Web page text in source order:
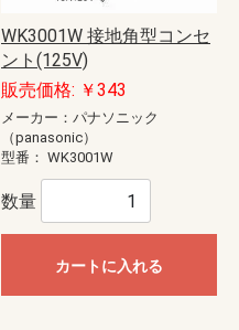
WK3001W 接地角型コンセ
ント(125V)
販売価格: ￥343
メーカー：パナソニック
（panasonic）
型番： WK3001W
数量
カートに入れる